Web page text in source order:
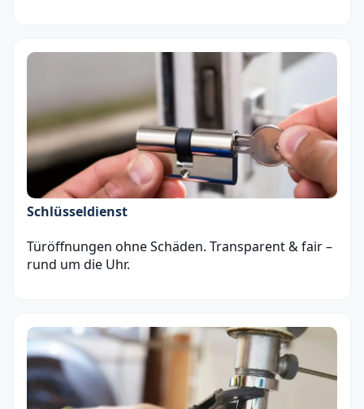
Schlüsseldienst
Türöffnungen ohne Schäden. Transparent & fair –
rund um die Uhr.